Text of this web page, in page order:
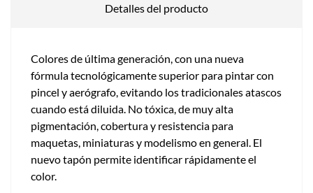
Detalles del producto
Colores de última generación, con una nueva
fórmula tecnológicamente superior para pintar con
pincel y aerógrafo, evitando los tradicionales atascos
cuando está diluida. No tóxica, de muy alta
pigmentación, cobertura y resistencia para
maquetas, miniaturas y modelismo en general. El
nuevo tapón permite identificar rápidamente el
color.